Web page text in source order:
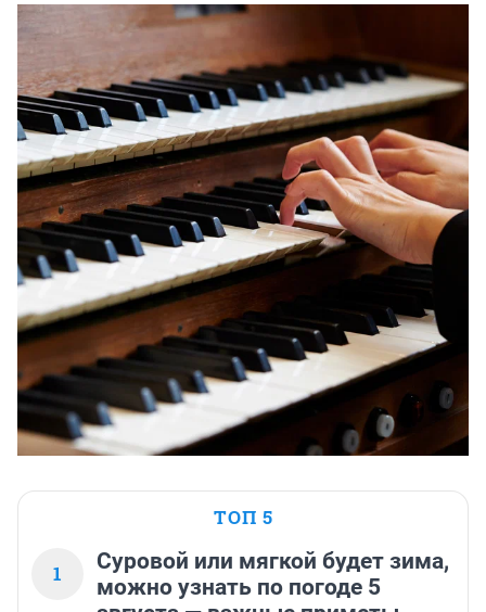
ТОП 5
1
Суровой или мягкой будет зима,
можно узнать по погоде 5